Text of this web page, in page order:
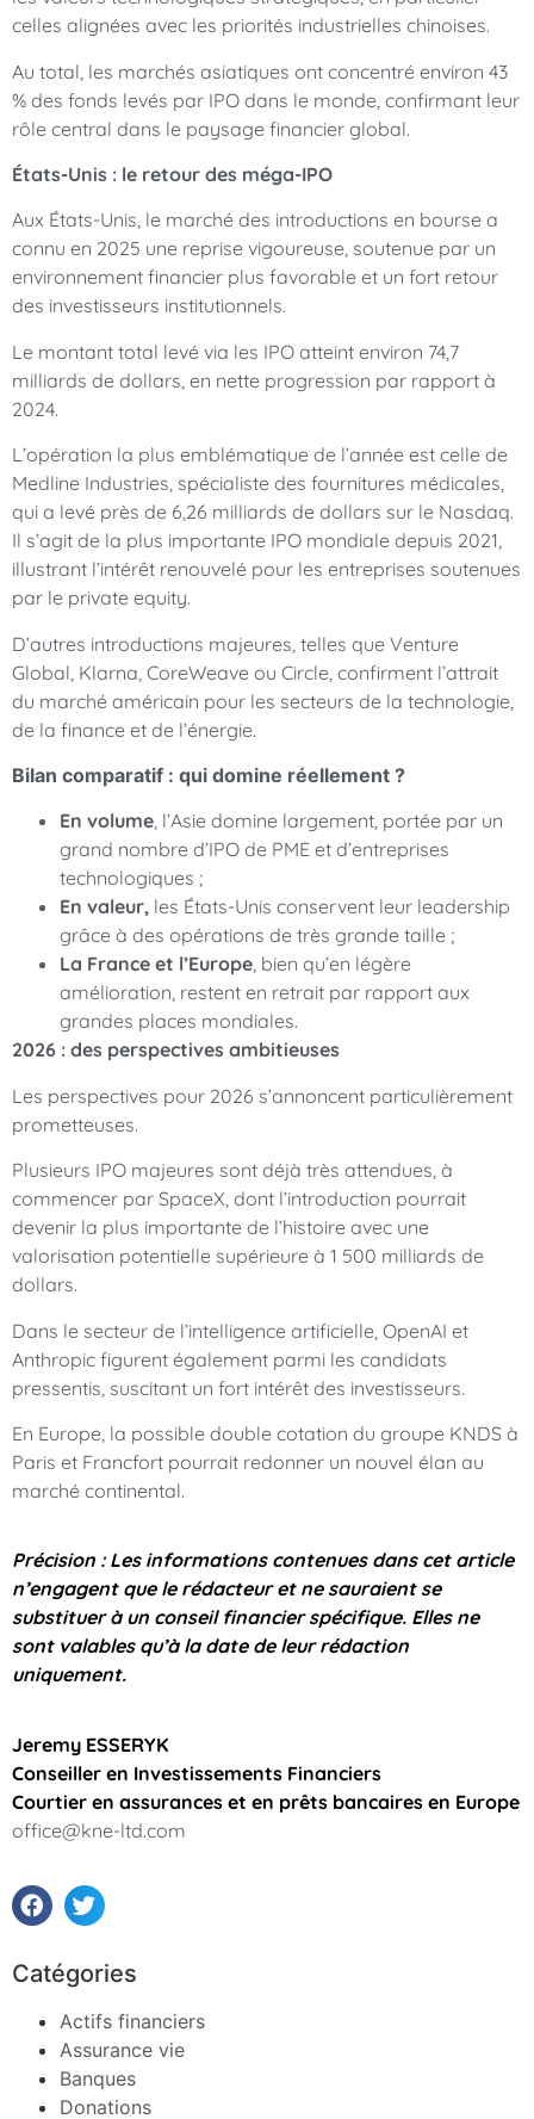
celles alignées avec les priorités industrielles chinoises.
Au total, les marchés asiatiques ont concentré environ 43
% des fonds levés par IPO dans le monde, confirmant leur
rôle central dans le paysage financier global.
États-Unis : le retour des méga-IPO
Aux États-Unis, le marché des introductions en bourse a
connu en 2025 une reprise vigoureuse, soutenue par un
environnement financier plus favorable et un fort retour
des investisseurs institutionnels.
Le montant total levé via les IPO atteint environ 74,7
milliards de dollars, en nette progression par rapport à
2024.
L’opération la plus emblématique de l’année est celle de
Medline Industries, spécialiste des fournitures médicales,
qui a levé près de 6,26 milliards de dollars sur le Nasdaq.
Il s’agit de la plus importante IPO mondiale depuis 2021,
illustrant l’intérêt renouvelé pour les entreprises soutenues
par le private equity.
D’autres introductions majeures, telles que Venture
Global, Klarna, CoreWeave ou Circle, confirment l’attrait
du marché américain pour les secteurs de la technologie,
de la finance et de l’énergie.
Bilan comparatif : qui domine réellement ?
En volume, l’Asie domine largement, portée par un
grand nombre d’IPO de PME et d’entreprises
technologiques ;
En valeur, les États-Unis conservent leur leadership
grâce à des opérations de très grande taille ;
La France et l’Europe, bien qu’en légère
amélioration, restent en retrait par rapport aux
grandes places mondiales.
2026 : des perspectives ambitieuses
Les perspectives pour 2026 s’annoncent particulièrement
prometteuses.
Plusieurs IPO majeures sont déjà très attendues, à
commencer par SpaceX, dont l’introduction pourrait
devenir la plus importante de l’histoire avec une
valorisation potentielle supérieure à 1 500 milliards de
dollars.
Dans le secteur de l’intelligence artificielle, OpenAI et
Anthropic figurent également parmi les candidats
pressentis, suscitant un fort intérêt des investisseurs.
En Europe, la possible double cotation du groupe KNDS à
Paris et Francfort pourrait redonner un nouvel élan au
marché continental.
Précision : Les informations contenues dans cet article
n’engagent que le rédacteur et ne sauraient se
substituer à un conseil financier spécifique. Elles ne
sont valables qu’à la date de leur rédaction
uniquement.
Jeremy ESSERYK
Conseiller en Investissements Financiers
Courtier en assurances et en prêts bancaires en Europe
office@kne-ltd.com
Catégories
Actifs financiers
Assurance vie
Banques
Donations